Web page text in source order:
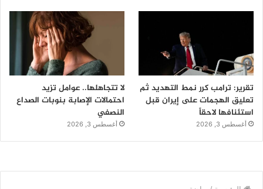
تقرير: ترامب كرر نمط التهديد ثم
تعليق الهجمات على إيران قبل
استئنافها لاحقاً
أغسطس 3, 2026
لا تتجاهلها.. عوامل تزيد
احتمالات الإصابة بنوبات الصداع
النصفي
أغسطس 3, 2026